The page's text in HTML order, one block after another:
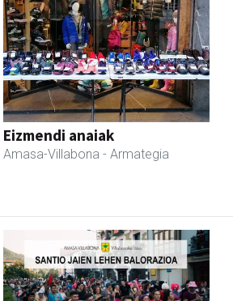
Eizmendi anaiak
Amasa-Villabona - Armategia